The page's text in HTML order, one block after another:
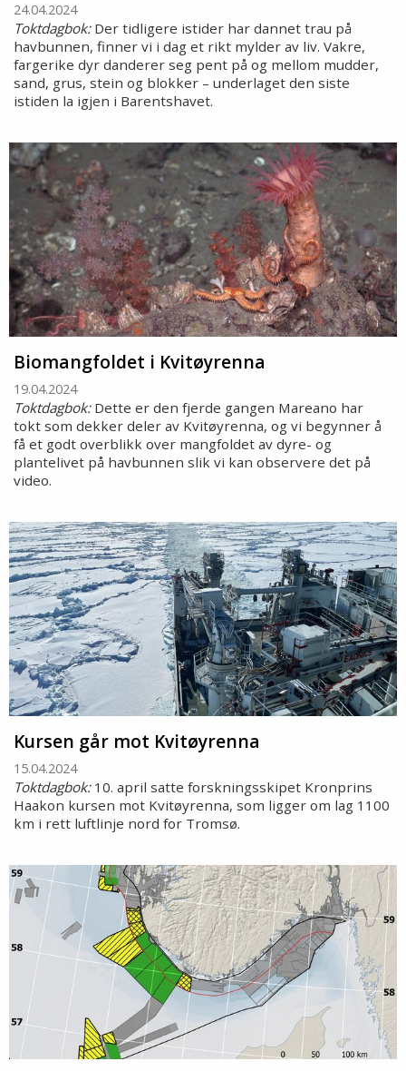
24.04.2024
Toktdagbok:Der tidligere istider har dannet trau på
havbunnen, finner vi i dag et rikt mylder av liv. Vakre,
fargerike dyr danderer seg pent på og mellom mudder,
sand, grus, stein og blokker – underlaget den siste
istiden la igjen i Barentshavet.
Biomangfoldet i Kvitøyrenna
19.04.2024
Toktdagbok: Dette er den fjerde gangen Mareano har
tokt som dekker deler av Kvitøyrenna, og vi begynner å
få et godt overblikk over mangfoldet av dyre- og
plantelivet på havbunnen slik vi kan observere det på
video.
Kursen går mot Kvitøyrenna
15.04.2024
Toktdagbok:10. april satte forskningsskipet Kronprins
Haakon kursen mot Kvitøyrenna, som ligger om lag 1100
km i rett luftlinje nord for Tromsø.